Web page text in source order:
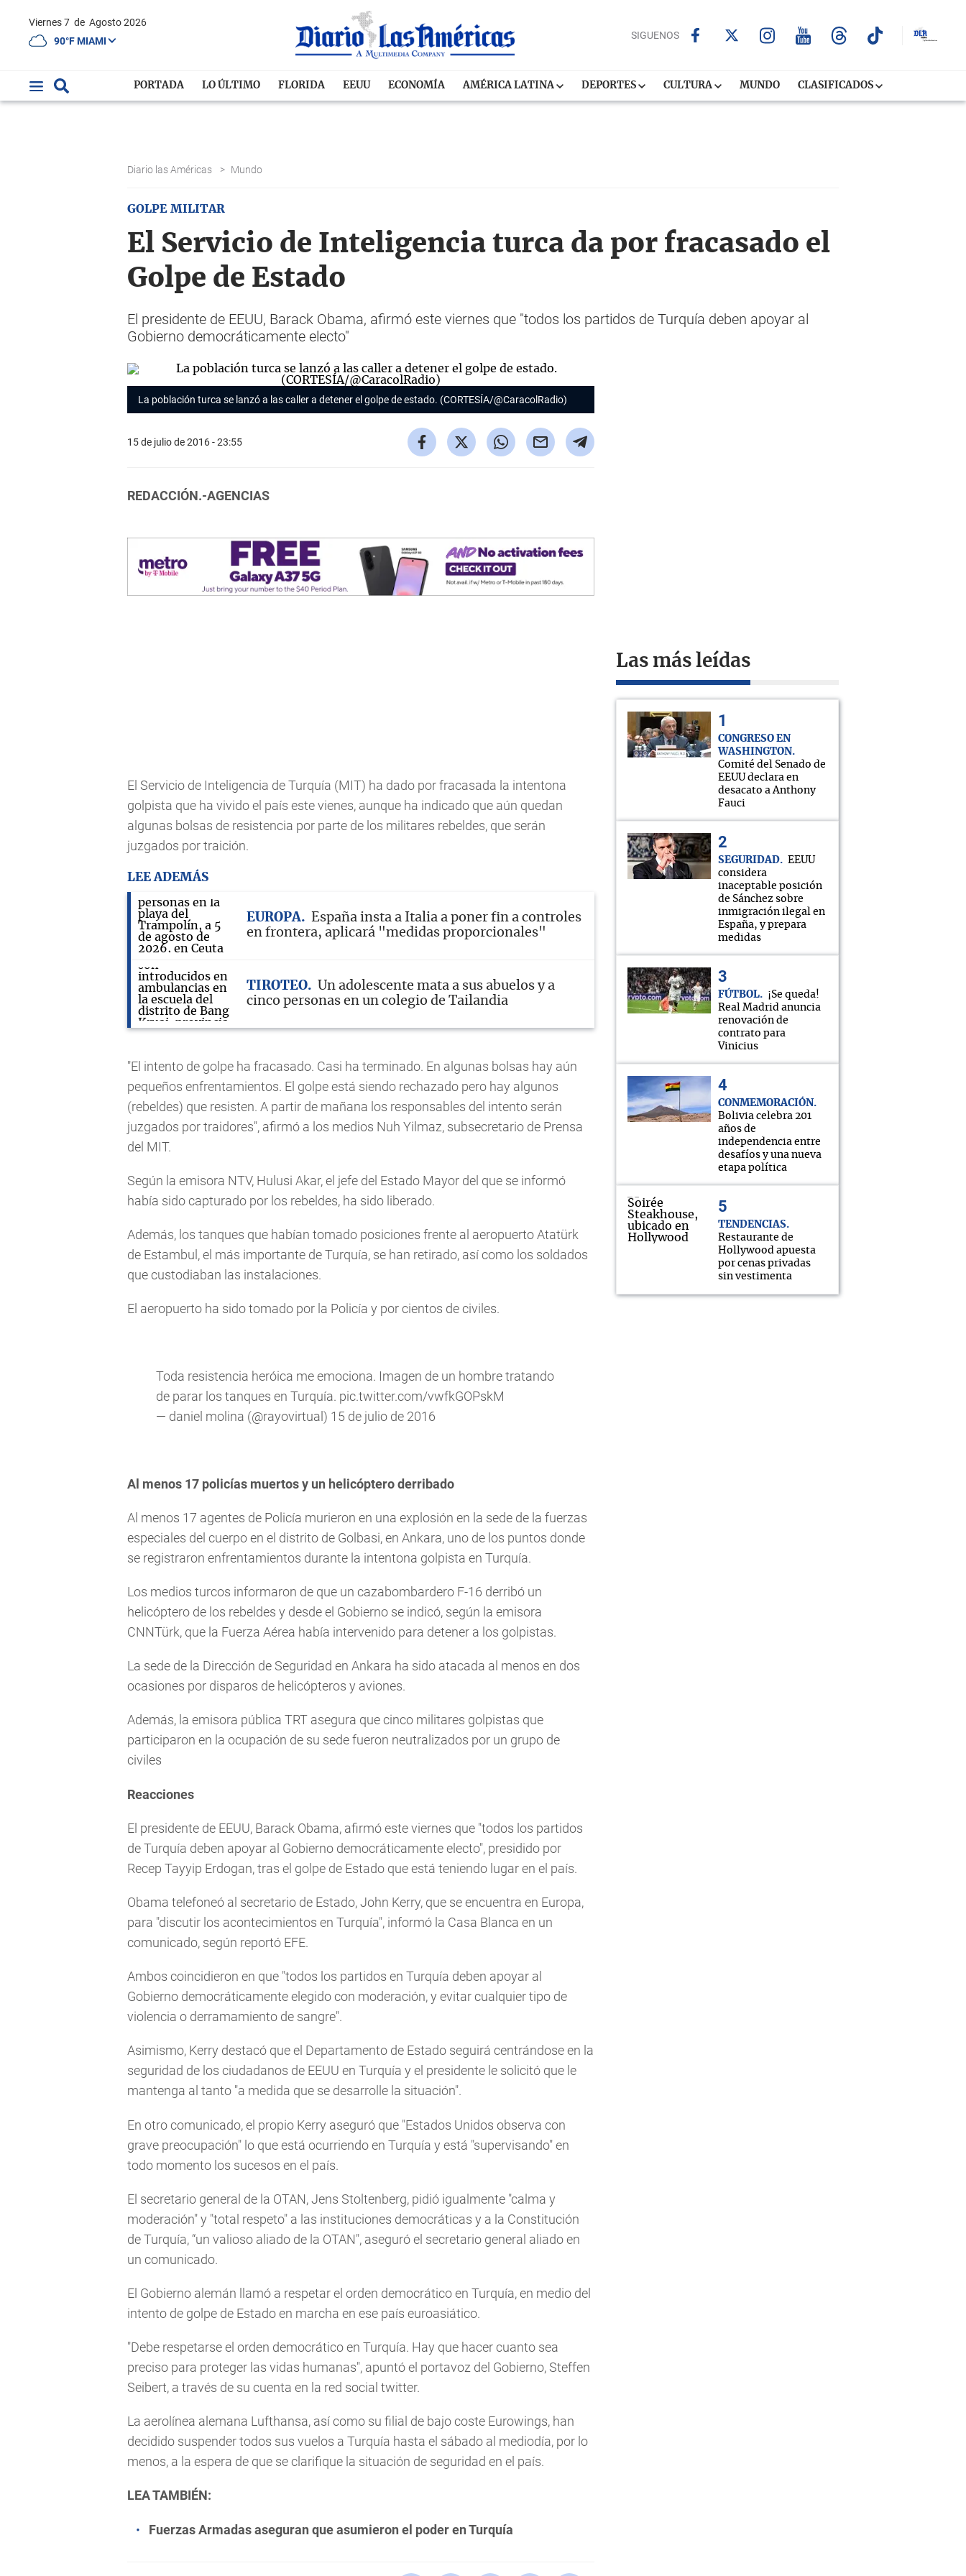
Viernes 7 de Agosto 2026
90°F MIAMI
SIGUENOS
PORTADA LO ÚLTIMO FLORIDA EEUU ECONOMÍA AMÉRICA LATINA DEPORTES CULTURA MUNDO CLASIFICADOS
Diario las Américas > Mundo
GOLPE MILITAR
El Servicio de Inteligencia turca da por fracasado el
Golpe de Estado
El presidente de EEUU, Barack Obama, afirmó este viernes que "todos los partidos de Turquía deben apoyar al
Gobierno democráticamente electo"
La población turca se lanzó a las caller a detener el golpe de estado. (CORTESÍA/@CaracolRadio)
15 de julio de 2016 - 23:55
REDACCIÓN.-AGENCIAS
El Servicio de Inteligencia de Turquía (MIT) ha dado por fracasada la intentona
golpista que ha vivido el país este vienes, aunque ha indicado que aún quedan
algunas bolsas de resistencia por parte de los militares rebeldes, que serán
juzgados por traición.
LEE ADEMÁS
EUROPA
España insta a Italia a poner fin a controles
en frontera, aplicará "medidas proporcionales"
TIROTEO
Un adolescente mata a sus abuelos y a
cinco personas en un colegio de Tailandia
"El intento de golpe ha fracasado. Casi ha terminado. En algunas bolsas hay aún
pequeños enfrentamientos. El golpe está siendo rechazado pero hay algunos
(rebeldes) que resisten. A partir de mañana los responsables del intento serán
juzgados por traidores", afirmó a los medios Nuh Yilmaz, subsecretario de Prensa
del MIT.
Según la emisora NTV, Hulusi Akar, el jefe del Estado Mayor del que se informó
había sido capturado por los rebeldes, ha sido liberado.
Además, los tanques que habían tomado posiciones frente al aeropuerto Atatürk
de Estambul, el más importante de Turquía, se han retirado, así como los soldados
que custodiaban las instalaciones.
El aeropuerto ha sido tomado por la Policía y por cientos de civiles.
Toda resistencia heróica me emociona. Imagen de un hombre tratando
de parar los tanques en Turquía. pic.twitter.com/vwfkGOPskM
— daniel molina (@rayovirtual) 15 de julio de 2016
Al menos 17 policías muertos y un helicóptero derribado
Al menos 17 agentes de Policía murieron en una explosión en la sede de la fuerzas
especiales del cuerpo en el distrito de Golbasi, en Ankara, uno de los puntos donde
se registraron enfrentamientos durante la intentona golpista en Turquía.
Los medios turcos informaron de que un cazabombardero F-16 derribó un
helicóptero de los rebeldes y desde el Gobierno se indicó, según la emisora
CNNTürk, que la Fuerza Aérea había intervenido para detener a los golpistas.
La sede de la Dirección de Seguridad en Ankara ha sido atacada al menos en dos
ocasiones por disparos de helicópteros y aviones.
Además, la emisora pública TRT asegura que cinco militares golpistas que
participaron en la ocupación de su sede fueron neutralizados por un grupo de
civiles
Reacciones
El presidente de EEUU, Barack Obama, afirmó este viernes que "todos los partidos
de Turquía deben apoyar al Gobierno democráticamente electo", presidido por
Recep Tayyip Erdogan, tras el golpe de Estado que está teniendo lugar en el país.
Obama telefoneó al secretario de Estado, John Kerry, que se encuentra en Europa,
para "discutir los acontecimientos en Turquía", informó la Casa Blanca en un
comunicado, según reportó EFE.
Ambos coincidieron en que "todos los partidos en Turquía deben apoyar al
Gobierno democráticamente elegido con moderación, y evitar cualquier tipo de
violencia o derramamiento de sangre".
Asimismo, Kerry destacó que el Departamento de Estado seguirá centrándose en la
seguridad de los ciudadanos de EEUU en Turquía y el presidente le solicitó que le
mantenga al tanto "a medida que se desarrolle la situación".
En otro comunicado, el propio Kerry aseguró que "Estados Unidos observa con
grave preocupación" lo que está ocurriendo en Turquía y está "supervisando" en
todo momento los sucesos en el país.
El secretario general de la OTAN, Jens Stoltenberg, pidió igualmente "calma y
moderación" y "total respeto" a las instituciones democráticas y a la Constitución
de Turquía, “un valioso aliado de la OTAN", aseguró el secretario general aliado en
un comunicado.
El Gobierno alemán llamó a respetar el orden democrático en Turquía, en medio del
intento de golpe de Estado en marcha en ese país euroasiático.
"Debe respetarse el orden democrático en Turquía. Hay que hacer cuanto sea
preciso para proteger las vidas humanas", apuntó el portavoz del Gobierno, Steffen
Seibert, a través de su cuenta en la red social twitter.
La aerolínea alemana Lufthansa, así como su filial de bajo coste Eurowings, han
decidido suspender todos sus vuelos a Turquía hasta el sábado al mediodía, por lo
menos, a la espera de que se clarifique la situación de seguridad en el país.
LEA TAMBIÉN:
Fuerzas Armadas aseguran que asumieron el poder en Turquía
Las más leídas
CONGRESO EN
WASHINGTON
Comité del Senado de
EEUU declara en
desacato a Anthony
Fauci
SEGURIDAD
EEUU
considera
inaceptable posición
de Sánchez sobre
inmigración ilegal en
España, y prepara
medidas
FÚTBOL
¡Se queda!
Real Madrid anuncia
renovación de
contrato para
Vinicius
CONMEMORACIÓN
Bolivia celebra 201
años de
independencia entre
desafíos y una nueva
etapa política
TENDENCIAS
Restaurante de
Hollywood apuesta
por cenas privadas
sin vestimenta